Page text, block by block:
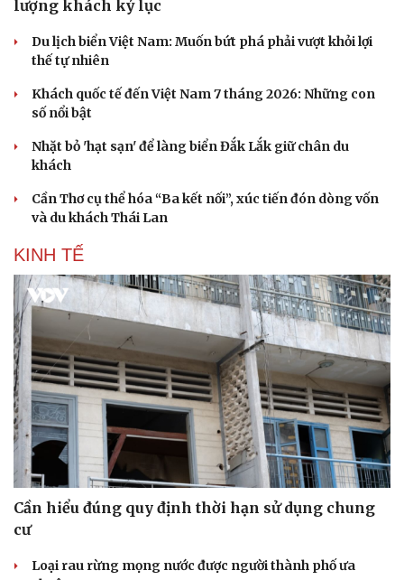
Văn hóa
Sân khấu - Điện ảnh
Âm nhạc
Di sản
Giải trí
Sao Việt
lượng khách kỷ lục
Du lịch biển Việt Nam: Muốn bứt phá phải vượt khỏi lợi
thế tự nhiên
Khách quốc tế đến Việt Nam 7 tháng 2026: Những con
số nổi bật
Nhặt bỏ 'hạt sạn' để làng biển Đắk Lắk giữ chân du
khách
Cần Thơ cụ thể hóa “Ba kết nối”, xúc tiến đón dòng vốn
và du khách Thái Lan
KINH TẾ
Cần hiểu đúng quy định thời hạn sử dụng chung
cư
Loại rau rừng mọng nước được người thành phố ưa